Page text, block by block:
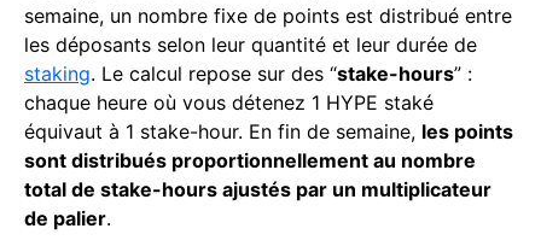
semaine, un nombre fixe de points est distribué entre
les déposants selon leur quantité et leur durée de
staking. Le calcul repose sur des “stake-hours” :
chaque heure où vous détenez 1 HYPE staké
équivaut à 1 stake-hour. En fin de semaine, les points
sont distribués proportionnellement au nombre
total de stake-hours ajustés par un multiplicateur
de palier.